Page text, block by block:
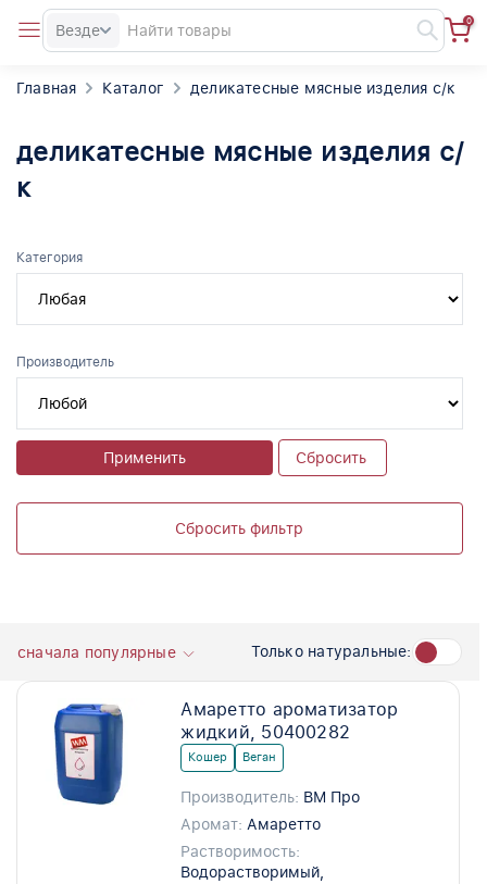
Везде
0
Главная Каталог деликатесные мясные изделия с/к
деликатесные мясные изделия с/
к
Категория
Производитель
Применить Сбросить
Сбросить фильтр
сначала популярные Только натуральные:
Амаретто ароматизатор
жидкий, 50400282
Кошер Веган
Производитель: ВМ Про
Аромат: Амаретто
Растворимость:
Водорастворимый,